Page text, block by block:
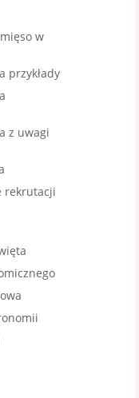
w
przykłady
z uwagi
rekrutacji